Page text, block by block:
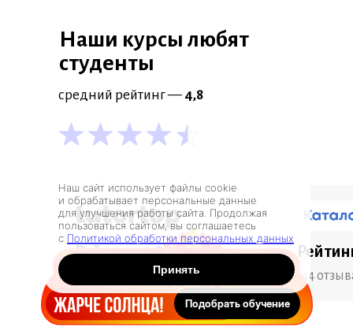
Наши курсы любят
студенты
средний рейтинг — 4,8
144
Рейтинг:4,8
Академии Эдюсон
обучение своих
сотрудников
Подобрать обучение
Принять
Наш сайт использует файлы cookie
и обрабатывает персональные данные
для улучшения работы сайта. Продолжая
пользоваться сайтом, вы соглашаетесь
с Политикой обработки персональных данных